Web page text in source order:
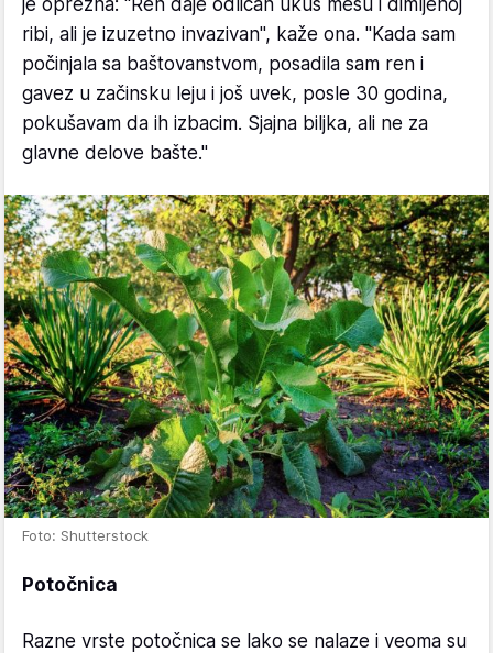
je oprezna: "Ren daje odličan ukus mesu i dimljenoj
ribi, ali je izuzetno invazivan", kaže ona. "Kada sam
počinjala sa baštovanstvom, posadila sam ren i
gavez u začinsku leju i još uvek, posle 30 godina,
pokušavam da ih izbacim. Sjajna biljka, ali ne za
glavne delove bašte."
Foto: Shutterstock
Potočnica
Razne vrste potočnica se lako se nalaze i veoma su